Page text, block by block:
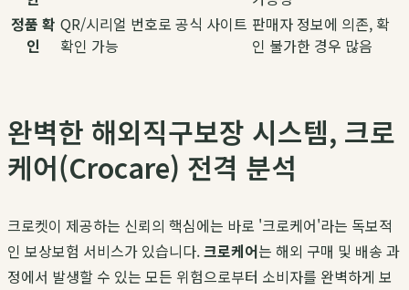
정품 확
인
QR/시리얼 번호로 공식 사이트
확인 가능
판매자 정보에 의존, 확
인 불가한 경우 많음
완벽한 해외직구보장 시스템, 크로
케어(Crocare) 전격 분석
크로켓이 제공하는 신뢰의 핵심에는 바로 '크로케어'라는 독보적
인 보상보험 서비스가 있습니다.크로케어는 해외 구매 및 배송 과
정에서 발생할 수 있는 모든 위험으로부터 소비자를 완벽하게 보